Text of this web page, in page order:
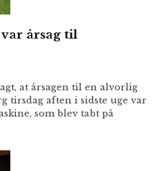
årsag til
at årsagen til en alvorlig
tirsdag aften i sidste uge var
som blev tabt på